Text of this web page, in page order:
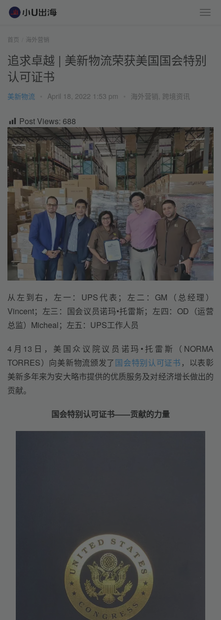
首页 海外营销
追求卓越 | 美新物流荣获美国国会特别
认可证书
美新物流 April 18, 2022 1:53 pm 海外营销, 跨境资讯
Post Views: 688
从左到右，左一：UPS代表；左二：GM（总经理）
Vincent；左三：国会议员诺玛•托雷斯；左四：OD（运营
总监）Micheal；左五：UPS工作人员
4月13日，美国众议院议员诺玛•托雷斯（NORMA
TORRES）向美新物流颁发了国会特别认可证书 ，以表彰
美新多年来为安大略市提供的优质服务及对经济增长做出的
贡献。
国会特别认可证书——贡献的力量